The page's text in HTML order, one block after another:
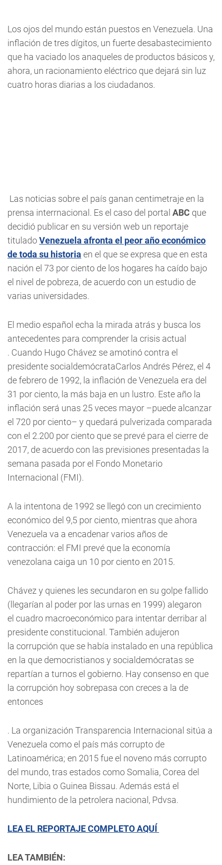
Los ojos del mundo están puestos en Venezuela. Una
inflación de tres dígitos, un fuerte desabastecimiento
que ha vaciado los anaqueles de productos básicos y,
ahora, un racionamiento eléctrico que dejará sin luz
cuatro horas diarias a los ciudadanos.
Las noticias sobre el país ganan centimetraje en la
prensa interrnacional. Es el caso del portal ABC que
decidió publicar en su versión web un reportaje
tituladoVenezuela afronta el peor año económico
de toda su historia en el que se expresa que en esta
nación el 73 por ciento de los hogares ha caído bajo
el nivel de pobreza, de acuerdo con un estudio de
varias universidades.
El medio español echa la mirada atrás y busca los
antecedentes para comprender la crisis actual
. Cuando Hugo Chávez se amotinó contra el
presidente socialdemócrataCarlos Andrés Pérez, el 4
de febrero de 1992, la inflación de Venezuela era del
31 por ciento, la más baja en un lustro. Este año la
inflación será unas 25 veces mayor –puede alcanzar
el 720 por ciento– y quedará pulverizada comparada
con el 2.200 por ciento que se prevé para el cierre de
2017, de acuerdo con las previsiones presentadas la
semana pasada por el Fondo Monetario
Internacional (FMI).
A la intentona de 1992 se llegó con un crecimiento
económico del 9,5 por ciento, mientras que ahora
Venezuela va a encadenar varios años de
contracción: el FMI prevé que la economía
venezolana caiga un 10 por ciento en 2015.
Chávez y quienes les secundaron en su golpe fallido
(llegarían al poder por las urnas en 1999) alegaron
el cuadro macroeconómico para intentar derribar al
presidente constitucional. También adujeron
la corrupción que se había instalado en una república
en la que democristianos y socialdemócratas se
repartían a turnos el gobierno. Hay consenso en que
la corrupción hoy sobrepasa con creces a la de
entonces
. La organización Transparencia Internacional sitúa a
Venezuela como el país más corrupto de
Latinoamérica; en 2015 fue el noveno más corrupto
del mundo, tras estados como Somalia, Corea del
Norte, Libia o Guinea Bissau. Además está el
hundimiento de la petrolera nacional, Pdvsa.
LEA EL REPORTAJE COMPLETO AQUÍ
LEA TAMBIÉN: